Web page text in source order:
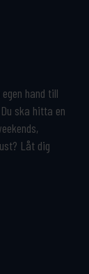
hand till
ska hitta en
Låt dig